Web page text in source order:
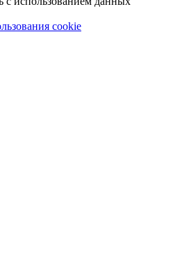
cookie